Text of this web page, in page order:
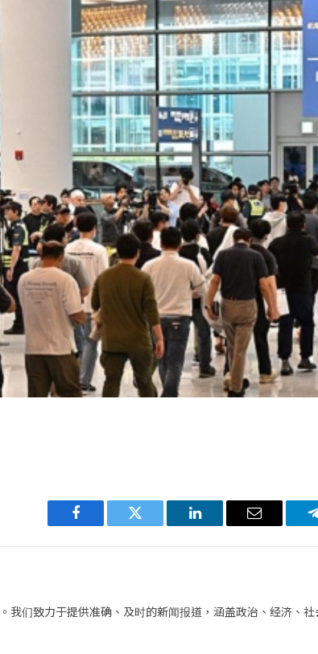
Facebook Twitter LinkedIn 电
我们致力于提供准确、及时的新闻报道，涵盖政治、经济、